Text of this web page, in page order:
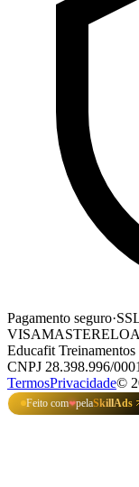
Pagamento seguro·
VISAMASTERELO
Educafit
CNPJ 28.398.996/
TermosPrivacidade©
Feito com❤pelaSkillAds